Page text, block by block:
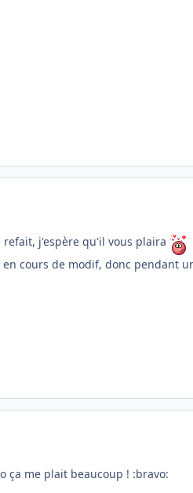
refait, j'espère qu'il vous plaira
cours de modif, donc pendant
ça me plait beaucoup ! :bravo: